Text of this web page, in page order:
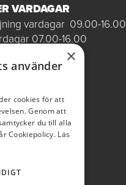
VARDAGAR
vardagar 09.00-16.00
07.00-16.00
×
använder
cookies för att
Genom att
du till alla
Cookiepolicy. Läs